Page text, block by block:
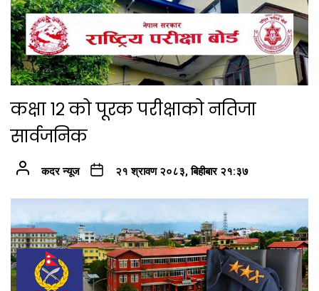
कक्षा १२ को पूरक परीक्षाको नतिजा
सार्वजनिक
कदर न्यूज २१ श्रावण २०८३, बिहीबार २१:३७